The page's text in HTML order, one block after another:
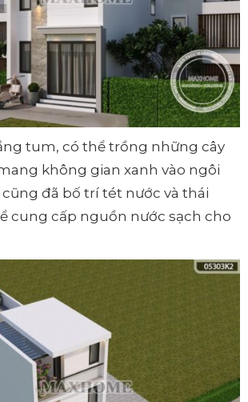
tum, có thể trồng những cây
không gian xanh vào ngôi
đã bố trí tét nước và thái
cung cấp nguồn nước sạch cho